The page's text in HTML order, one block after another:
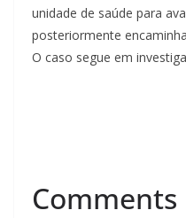
unidade de saúde para
posteriormente
O caso segue em
Comments